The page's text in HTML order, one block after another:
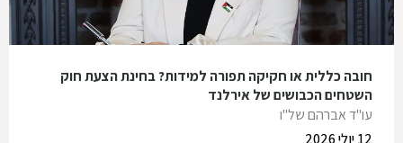
חובה כללית או חקיקה תפורה למידות? בחינת הצעת חוק
השטחים הכבושים של אירלנד
עו"ד אברהם של"ו